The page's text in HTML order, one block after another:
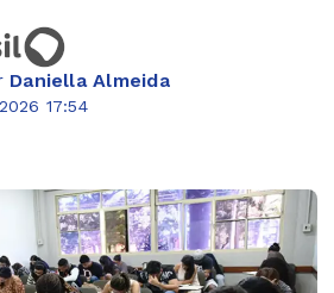
Daniella Almeida
17:54